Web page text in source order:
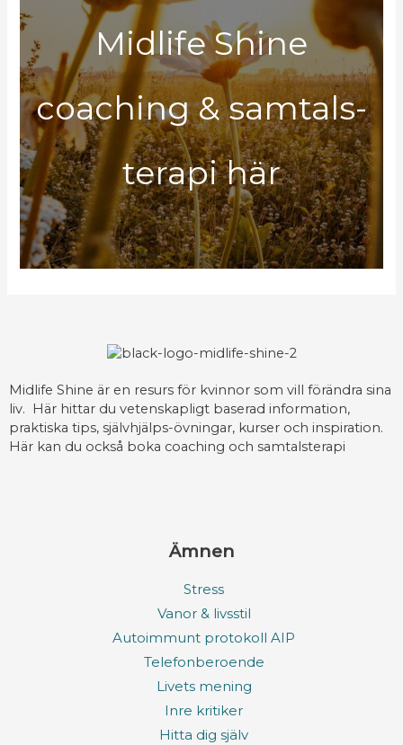
Midlife Shine
coaching & samtals-
terapi här
Midlife Shine är en resurs för kvinnor som vill förändra sina
liv. Här hittar du vetenskapligt baserad information,
praktiska tips, självhjälps-övningar, kurser och inspiration.
Här kan du också boka coaching och samtalsterapi
Ämnen
Stress
Vanor & livsstil
Autoimmunt protokoll AIP
Telefonberoende
Livets mening
Inre kritiker
Hitta dig själv